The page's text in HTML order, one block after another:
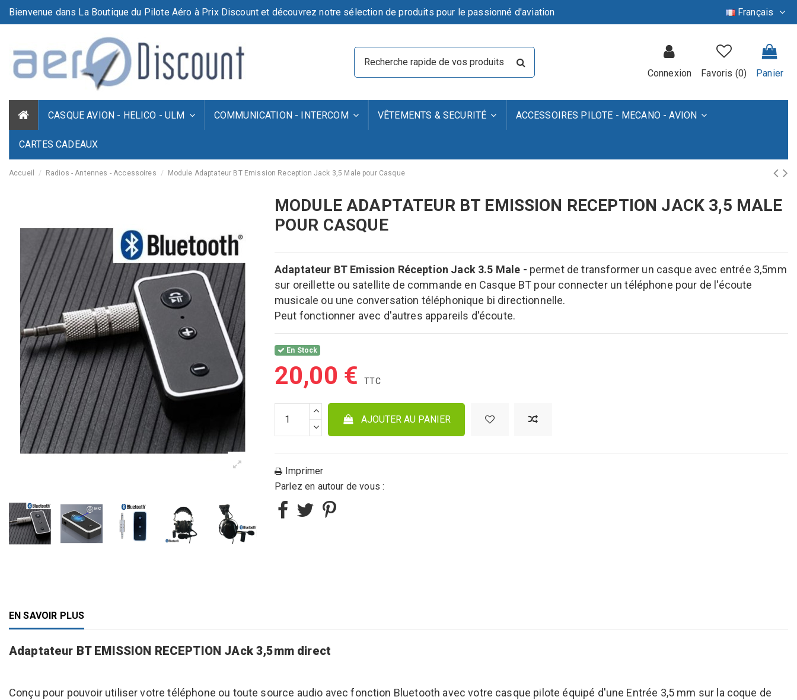
Bienvenue dans La Boutique du Pilote Aéro à Prix Discount et découvrez notre sélection de produits pour le passionné d'aviation Français
Connexion Favoris (0) Panier
CASQUE AVION - HELICO - ULM COMMUNICATION - INTERCOM VÊTEMENTS & SECURITÉ ACCESSOIRES PILOTE - MECANO - AVION
CARTES CADEAUX
Accueil Radios - Antennes - Accessoires Module Adaptateur BT Emission Reception Jack 3,5 Male pour Casque
MODULE ADAPTATEUR BT EMISSION RECEPTION JACK 3,5 MALE
POUR CASQUE
Adaptateur BT Emission Réception Jack 3.5 Male - permet de transformer un casque avec entrée 3,5mm
sur oreillette ou satellite de commande en Casque BT pour connecter un téléphone pour de l'écoute
musicale ou une conversation téléphonique bi directionnelle.
Peut fonctionner avec d'autres appareils d'écoute.
En Stock
20,00 €
AJOUTER AU PANIER
Imprimer
Parlez en autour de vous :
EN SAVOIR PLUS
Adaptateur BT EMISSION RECEPTION JAck 3,5mm direct
Conçu pour pouvoir utiliser votre téléphone ou toute source audio avec fonction Bluetooth avec votre casque pilote équipé d'une Entrée 3,5 mm sur la coque de